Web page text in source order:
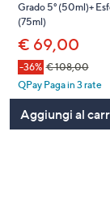
Grado 5° (50ml)+
(75ml)
€ 69,00
-36% € 108,00
QPay Paga in 3 rate
Aggiungi al